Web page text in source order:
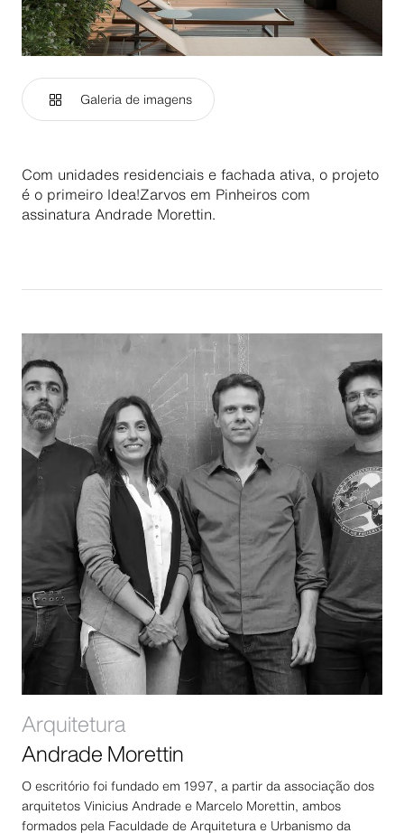
Galeria de imagens
Com unidades residenciais e fachada ativa, o projeto
é o primeiro Idea!Zarvos em Pinheiros com
assinatura Andrade Morettin.
Arquitetura
Andrade Morettin
O escritório foi fundado em 1997, a partir da associação dos
arquitetos Vinicius Andrade e Marcelo Morettin, ambos
formados pela Faculdade de Arquitetura e Urbanismo da